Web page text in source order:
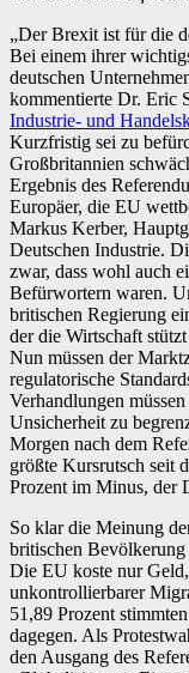
„Der Brexit ist für die
Bei einem ihrer
deutschen
kommentierte Dr. Eric
Industrie- und
Kurzfristig sei zu
Großbritannien
Ergebnis des
Europäer, die EU
Markus Kerber,
Deutschen Industrie.
zwar, dass wohl auch
Befürwortern waren.
britischen Regierung
der die Wirtschaft
Nun müssen der
regulatorische
Verhandlungen
Unsicherheit zu
Morgen nach dem
größte Kursrutsch seit
Prozent im Minus, der
So klar die Meinung
britischen
Die EU koste nur
unkontrollierbarer
51,89 Prozent
dagegen. Als
den Ausgang des